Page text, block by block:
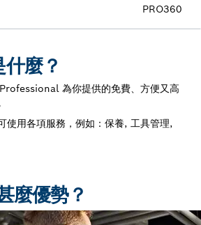
PRO360
麼？
為你提供的免費、方便又高
使用各項服務，例如：保養, 工具管理,
麼優勢？